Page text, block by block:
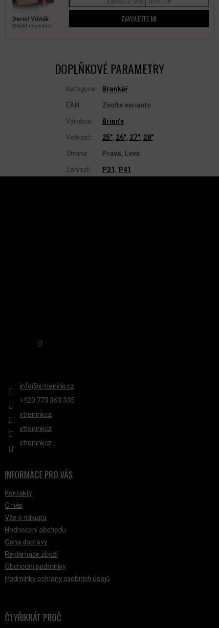
Daniel Višňák
Majitel x‑trenink.cz
ZAVOLEJTE MI
DOPLŇKOVÉ PARAMETRY
Kategorie: Brankář
EAN: Zvolte variantu
Výrobce: Brian’s
Velikost: 25", 26", 27", 28"
Strana: Pravá, Levá
Zahnutí: P31 , P41
Z
info@x-trenink.cz
+420 ‭773 363 335
xtreninkcz
xtreninkcz
xtreninkcz
INFORMACE PRO VÁS
Kontakty
O nás
Vše o nákupu
Hodnocení obchodu
Cena dopravy
Reklamace zboží
Obchodní podmínky
Podmínky ochrany osobních údajů
ČTYŘIKRÁT PROČ